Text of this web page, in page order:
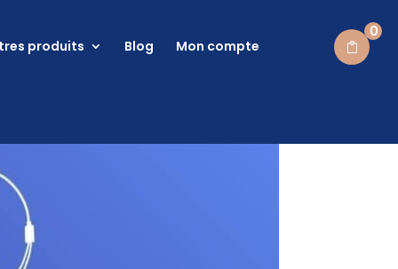
produits Blog Mon compte
0